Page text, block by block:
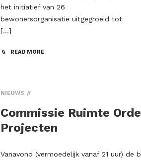
het initiatief van 26
bewonersorganisatie uitgegroeid tot
[…]
READ MORE
NIEUWS
Commissie Ruimte
Projecten
Vanavond (vermoedelijk vanaf 21 uur) de